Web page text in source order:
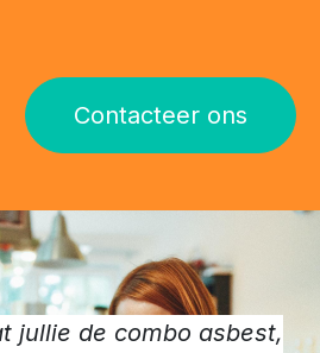
Contacteer ons
jullie de combo asbest,